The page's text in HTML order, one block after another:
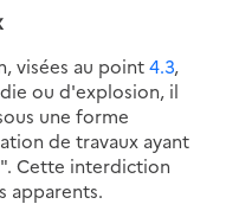
visées au point4.3,
ou d'explosion, il
une forme
de travaux ayant
Cette interdiction
apparents.